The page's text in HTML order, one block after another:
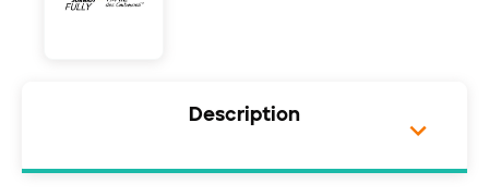
Description